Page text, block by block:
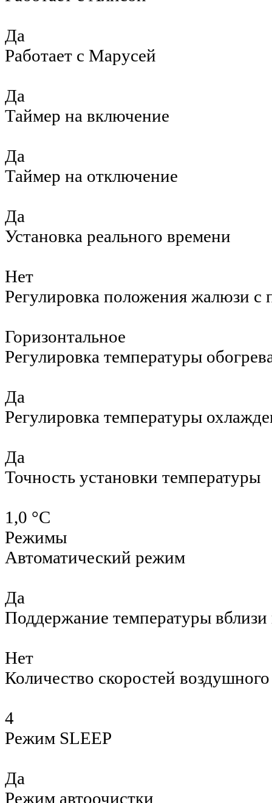
Да
Работает с Марусей
Да
Таймер на включение
Да
Таймер на отключение
Да
Установка реального времени
Нет
Регулировка положения жалюзи с
Горизонтальное
Регулировка температуры
Да
Регулировка температуры
Да
Точность установки температуры
1,0 °С
Режимы
Автоматический режим
Да
Поддержание температуры вблизи
Нет
Количество скоростей
4
Режим SLEEP
Да
Режим автоочистки